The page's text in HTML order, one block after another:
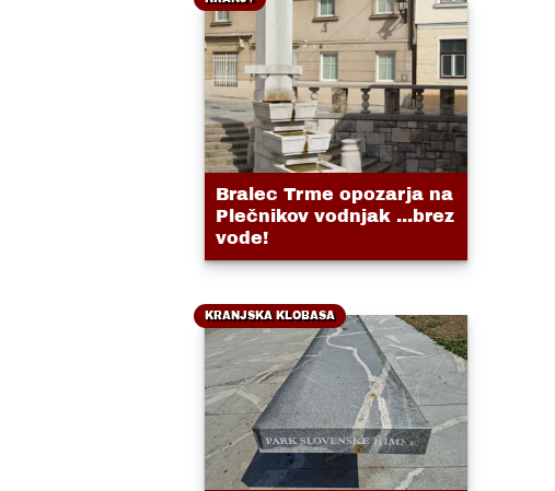
Bralec Trme opozarja na
Plečnikov vodnjak ...brez
vode!
KRANJSKA KLOBASA